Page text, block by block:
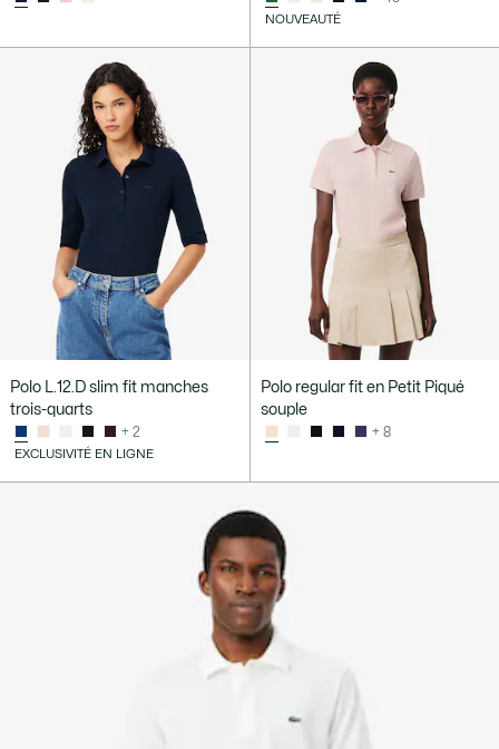
NOUVEAUTÉ
Polo L.12.D slim fit manches
trois-quarts
+ 2
EXCLUSIVITÉ EN LIGNE
Polo regular fit en Petit Piqué
souple
+ 8